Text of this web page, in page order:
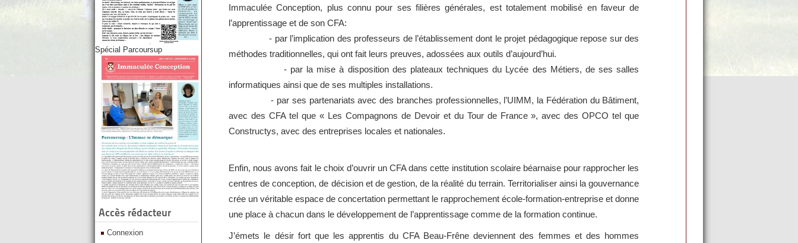
Spécial Parcoursup
Accès rédacteur
Connexion
Immaculée Conception, plus connu pour ses filières générales, est totalement mobilisé en faveur de
l’apprentissage et de son CFA:
- par l’implication des professeurs de l’établissement dont le projet pédagogique repose sur des
méthodes traditionnelles, qui ont fait leurs preuves, adossées aux outils d’aujourd’hui.
- par la mise à disposition des plateaux techniques du Lycée des Métiers, de ses salles
informatiques ainsi que de ses multiples installations.
- par ses partenariats avec des branches professionnelles, l’UIMM, la Fédération du Bâtiment,
avec des CFA tel que « Les Compagnons de Devoir et du Tour de France », avec des OPCO tel que
Constructys, avec des entreprises locales et nationales.
Enfin, nous avons fait le choix d’ouvrir un CFA dans cette institution scolaire béarnaise pour rapprocher les
centres de conception, de décision et de gestion, de la réalité du terrain. Territorialiser ainsi la gouvernance
crée un véritable espace de concertation permettant le rapprochement école-formation-entreprise et donne
une place à chacun dans le développement de l’apprentissage comme de la formation continue.
J’émets le désir fort que les apprentis du CFA Beau-Frêne deviennent des femmes et des hommes